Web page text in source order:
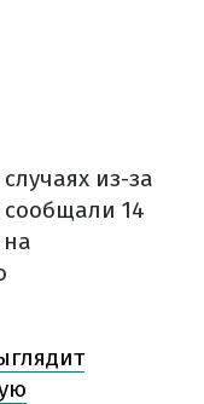
из-за
сообщали 14
на